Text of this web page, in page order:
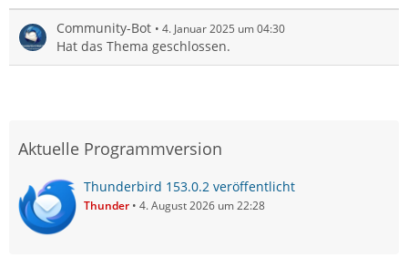
Community-Bot 4. Januar 2025 um 04:30
Hat das Thema geschlossen.
Aktuelle Programmversion
Thunderbird 153.0.2 veröffentlicht
Thunder 4. August 2026 um 22:28